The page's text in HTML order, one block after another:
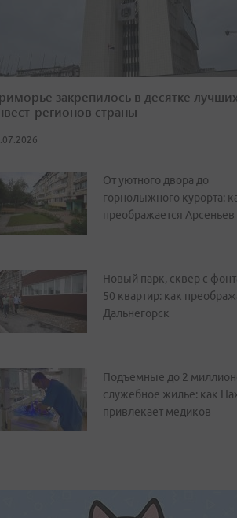
закрепилось в десятке лучших
регионов страны
От уютного двора до
горнолыжного курорта:
преображается Арсеньев
Новый парк, сквер с
50 квартир: как
Дальнегорск
Подъемные до 2
служебное жилье: как
привлекает медиков